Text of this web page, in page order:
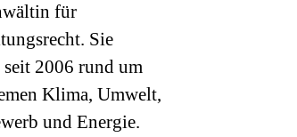
für
Sie
2006 rund um
Klima, Umwelt,
und Energie.